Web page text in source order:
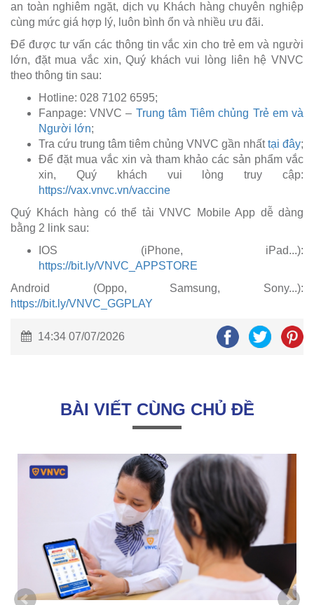
an toàn nghiêm ngặt, dịch vụ Khách hàng chuyên nghiệp
cùng mức giá hợp lý, luôn bình ổn và nhiều ưu đãi.
Để được tư vấn các thông tin vắc xin cho trẻ em và người
lớn, đặt mua vắc xin, Quý khách vui lòng liên hệ VNVC
theo thông tin sau:
Hotline: 028 7102 6595;
Fanpage: VNVC – Trung tâm Tiêm chủng Trẻ em và
Người lớn;
Tra cứu trung tâm tiêm chủng VNVC gần nhấttại đây;
Để đặt mua vắc xin và tham khảo các sản phẩm vắc
xin, Quý khách vui lòng truy cập:
https://vax.vnvc.vn/vaccine
Quý Khách hàng có thể tải VNVC Mobile App dễ dàng
bằng 2 link sau:
IOS (iPhone, iPad...):
https://bit.ly/VNVC_APPSTORE
Android (Oppo, Samsung, Sony...):
https://bit.ly/VNVC_GGPLAY
14:34 07/07/2026
BÀI VIẾT CÙNG CHỦ ĐỀ